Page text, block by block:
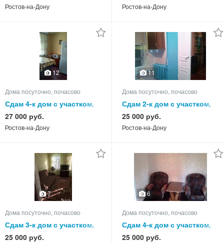
Ростов-на-Дону Ростов-на-Дону
12
Дома посуточно, почасово
Сдам 4-к дом с участком,
70.0 кв.м, этажей 1
27 000 руб.
Ростов-на-Дону
11
Дома посуточно, почасово
Сдам 2-к дом с участком,
55.0 кв.м, этажей 1
25 000 руб.
Ростов-на-Дону
7
Дома посуточно, почасово
Сдам 3-к дом с участком,
50.0 кв.м, этажей 1
25 000 руб.
6
Дома посуточно, почасово
Сдам 4-к дом с участком,
75.0 кв.м, этажей 1
25 000 руб.